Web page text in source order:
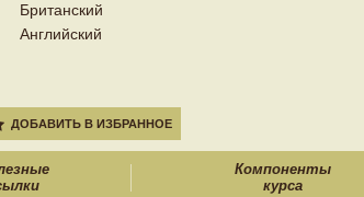
Британский
Английский
ДОБАВИТЬ В ИЗБРАННОЕ
Компоненты
курса